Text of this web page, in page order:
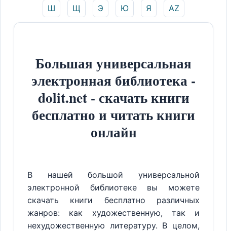
Ш
Щ Э Ю Я AZ
Большая универсальная
электронная библиотека -
dolit.net - скачать книги
бесплатно и читать книги
онлайн
В нашей большой универсальной
электронной библиотеке вы можете
скачать книги бесплатно различных
жанров: как художественную, так и
нехудожественную литературу. В целом,